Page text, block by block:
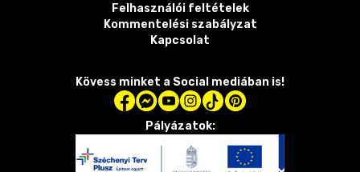
Felhasználói feltételek
Kommentelési szabályzat
Kapcsolat
Kövess minket a Social mediában is!
Pályázatok: